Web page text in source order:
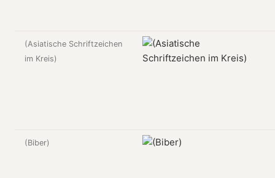
(Asiatische Schriftzeichen
im Kreis)
(Biber)